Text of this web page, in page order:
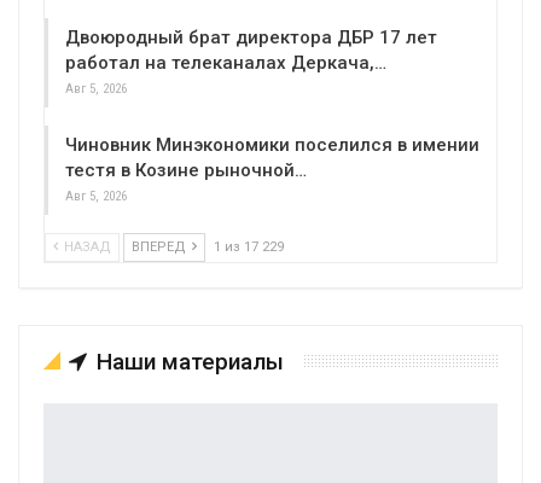
Двоюродный брат директора ДБР 17 лет
работал на телеканалах Деркача,…
Авг 5, 2026
Чиновник Минэкономики поселился в имении
тестя в Козине рыночной…
Авг 5, 2026
НАЗАД ВПЕРЕД 1 из 17 229
Наши материалы